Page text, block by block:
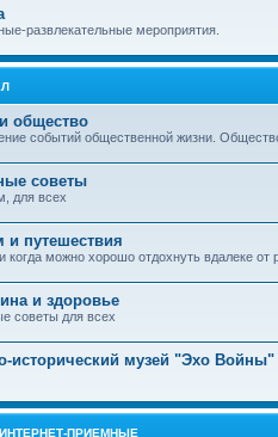
развлекательные мероприятия.
общество
событий общественной жизни.
советы
для всех
и путешествия
когда можно хорошо отдохнуть вдалеке от
и здоровье
советы для всех
исторический музей "Эхо Войны"
ПРИЕМНЫЕ